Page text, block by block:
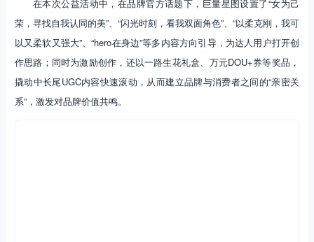
在本次公益活动中，在品牌官方话题下，巨量星图设置了“女为己
荣，寻找自我认同的美”、“闪光时刻，看我双面角色”、“以柔克刚，我可
以又柔软又强大”、“hero在身边”等多内容方向引导，为达人用户打开创
作思路；同时为激励创作，还以一路生花礼盒、万元DOU+券等奖品，
撬动中长尾UGC内容快速滚动，从而建立品牌与消费者之间的“亲密关
系”，激发对品牌价值共鸣。